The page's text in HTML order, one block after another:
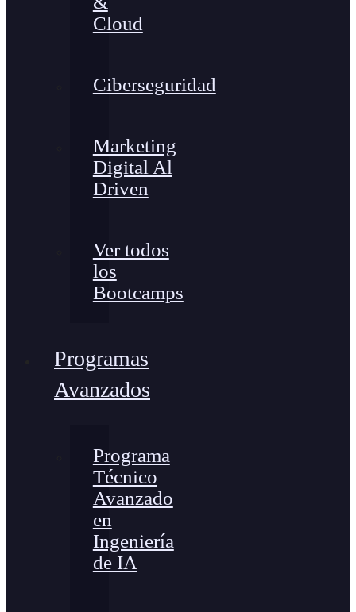
Cloud
Ciberseguridad
Marketing
Digital Al
Driven
Ver todos
los
Bootcamps
Programas
Avanzados
Programa
Técnico
Avanzado
en
Ingeniería
de IA